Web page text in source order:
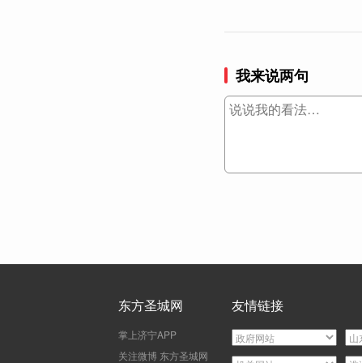
我来说两句
东方圣城网
掌上济宁APP
关注微博 东方圣城网
友情链接